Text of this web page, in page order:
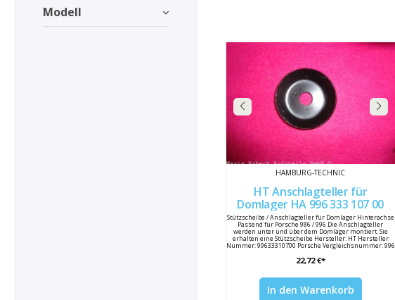
Modell
HAMBURG-TECHNIC
HT Anschlagteller für
Domlager HA 996 333 107 00
Stützscheibe / Anschlagteller für Domlager Hinterachse
Passend für Porsche 986 / 996 Die Anschlagteller
werden unter und über dem Domlager montiert. Sie
erhalten eine Stützscheibe Hersteller: HT Hersteller
Nummer: 99633310700 Porsche Vergleichsnummer: 996
22,72 €*
In den Warenkorb